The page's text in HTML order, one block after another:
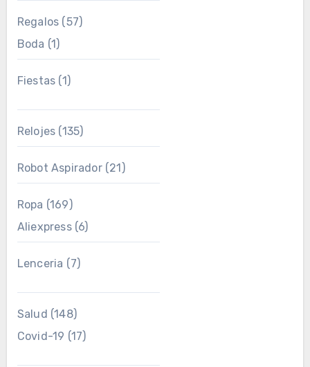
Regalos (57)
Boda (1)
Fiestas (1)
Relojes (135)
Robot Aspirador(21)
Ropa (169)
Aliexpress(6)
Lenceria (7)
Salud (148)
Covid-19 (17)